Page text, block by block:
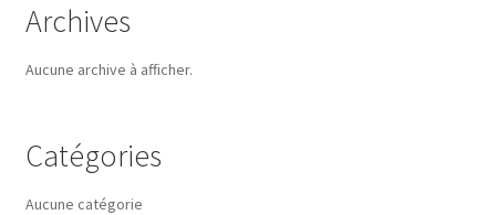
Archives
Aucune archive à afficher.
Catégories
Aucune catégorie